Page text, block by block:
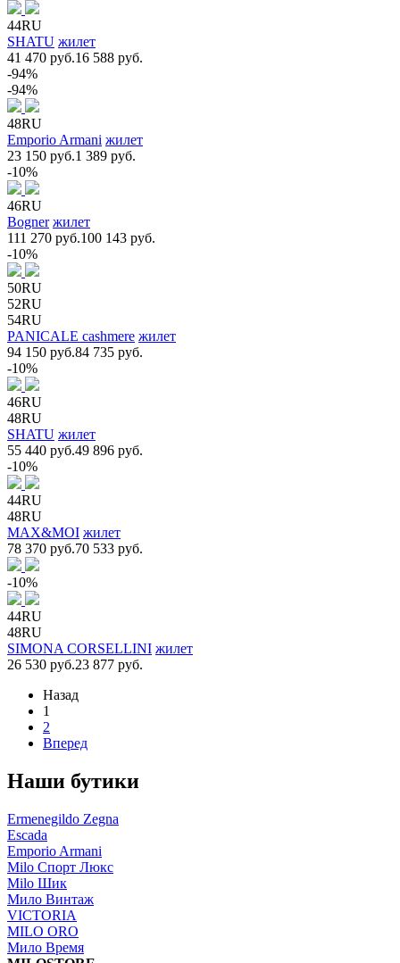
44RU
SHATU жилет
41 470 руб.16 588 руб.
-94%
-94%
48RU
Emporio Armani жилет
23 150 руб.1 389 руб.
-10%
46RU
Bogner жилет
111 270 руб.100 143 руб.
-10%
50RU
52RU
54RU
PANICALE cashmere жилет
94 150 руб.84 735 руб.
-10%
46RU
48RU
SHATU жилет
55 440 руб.49 896 руб.
-10%
44RU
48RU
MAX&MOI жилет
78 370 руб.70 533 руб.
-10%
44RU
48RU
SIMONA CORSELLINI жилет
26 530 руб.23 877 руб.
Назад
1
2
Вперед
Наши бутики
Ermenegildo Zegna
Escada
Emporio Armani
Milo Спорт Люкс
Milo Шик
Мило Винтаж
VICTORIA
MILO ORO
Мило Время